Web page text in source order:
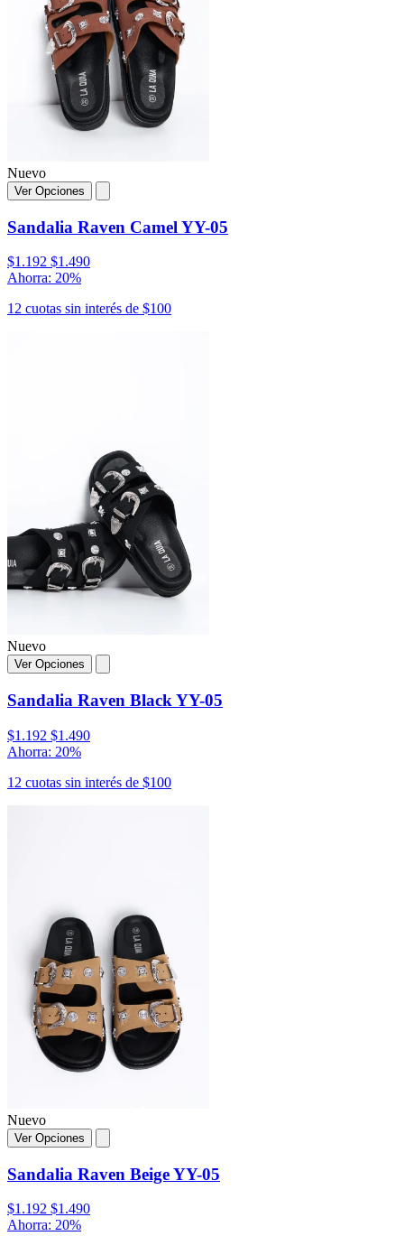
Nuevo
Ver Opciones
Sandalia Raven Camel YY-05
$1.192 $1.490
Ahorra: 20%
12 cuotas sin interés de $100
Nuevo
Ver Opciones
Sandalia Raven Black YY-05
$1.192 $1.490
Ahorra: 20%
12 cuotas sin interés de $100
Nuevo
Ver Opciones
Sandalia Raven Beige YY-05
$1.192 $1.490
Ahorra: 20%